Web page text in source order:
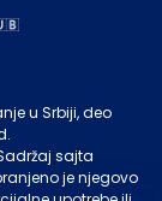
u Srbiji, deo
sajta
je njegovo